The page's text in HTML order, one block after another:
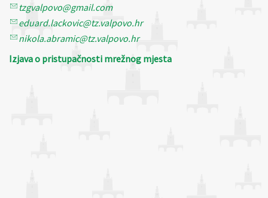
tzgvalpovo@gmail.com
eduard.lackovic@tz.valpovo.hr
nikola.abramic@tz.valpovo.hr
Izjava o pristupačnosti mrežnog mjesta